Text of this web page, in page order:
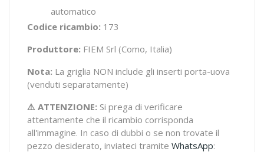
automatico
Codice ricambio: 173
Produttore: FIEM Srl (Como, Italia)
Nota: La griglia NON include gli inserti porta-uova
(venduti separatamente)
⚠️ ATTENZIONE: Si prega di verificare
attentamente che il ricambio corrisponda
all'immagine. In caso di dubbi o se non trovate il
pezzo desiderato, inviateci tramite WhatsApp: